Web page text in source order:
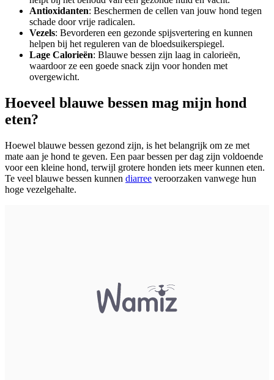
Antioxidanten: Beschermen de cellen van jouw hond tegen
schade door vrije radicalen.
Vezels: Bevorderen een gezonde spijsvertering en kunnen
helpen bij het reguleren van de bloedsuikerspiegel.
Lage Calorieën: Blauwe bessen zijn laag in calorieën,
waardoor ze een goede snack zijn voor honden met
overgewicht.
Hoeveel blauwe bessen mag mijn hond
eten?
Hoewel blauwe bessen gezond zijn, is het belangrijk om ze met
mate aan je hond te geven. Een paar bessen per dag zijn voldoende
voor een kleine hond, terwijl grotere honden iets meer kunnen eten.
Te veel blauwe bessen kunnen diarree veroorzaken vanwege hun
hoge vezelgehalte.